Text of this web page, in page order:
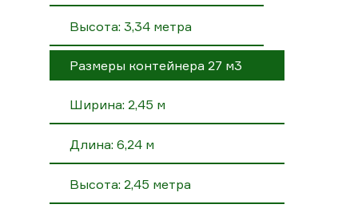
Высота: 3,34 метра
Размеры контейнера 27 м3
Ширина: 2,45 м
Длина: 6,24 м
Высота: 2,45 метра